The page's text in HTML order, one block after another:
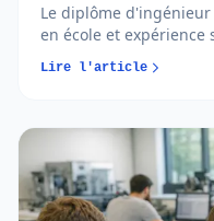
Le diplôme
en école et
étant rémunéré et
forge un professionnel
de plus en plus de
un marché de l'emploi
ce que vous devez
cette aventure
Lire l'article